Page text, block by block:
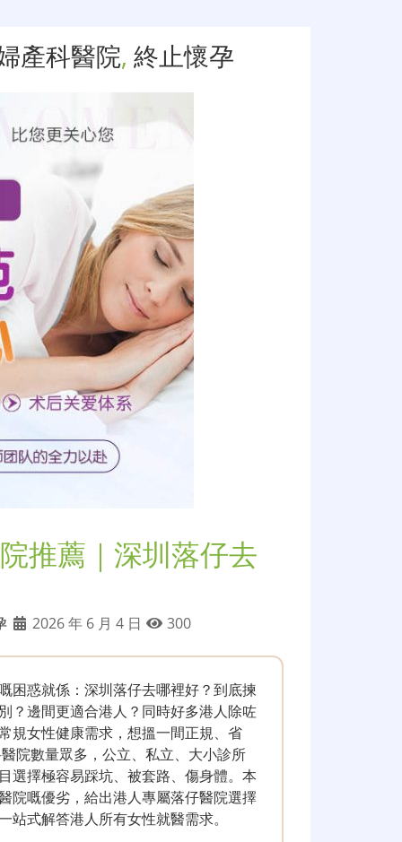
產科醫院, 終止懷孕
推薦｜深圳落仔去
2026 年 6 月 4 日 300
困惑就係：深圳落仔去哪裡好？到底揀
？邊間更適合港人？同時好多港人除咗
規女性健康需求，想搵一間正規、省
院數量眾多，公立、私立、大小診所
選擇極容易踩坑、被套路、傷身體。本
院嘅優劣，給出港人專屬落仔醫院選擇
式解答港人所有女性就醫需求。